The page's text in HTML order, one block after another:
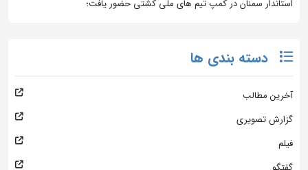
استاندار سمنان در کمپ تیم های ملی کشتی حضور یافت؛
دسته بندی ها
آخرین مطالب
گزارش تصویری
فیلم